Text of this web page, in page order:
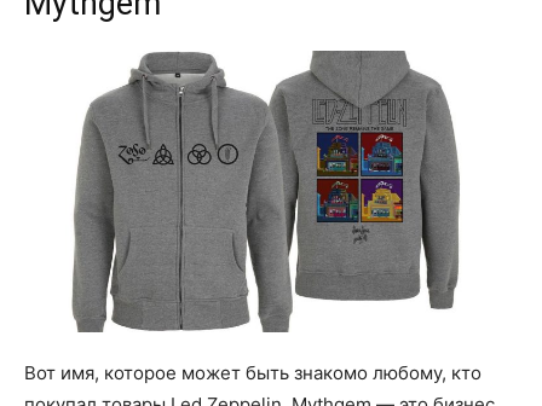
Вот имя, которое может быть знакомо любому, кто